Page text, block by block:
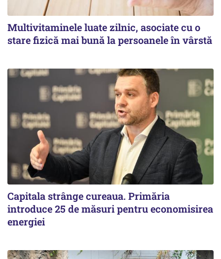
Multivitaminele luate zilnic, asociate cu o
stare fizică mai bună la persoanele în vârstă
Capitala strânge cureaua. Primăria
introduce 25 de măsuri pentru economisirea
energiei